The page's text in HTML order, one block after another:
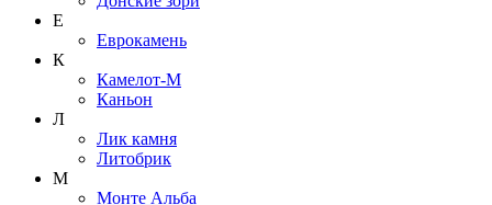
Е
Еврокамень
К
Камелот-М
Каньон
Л
Лик камня
Литобрик
М
Монте Альба